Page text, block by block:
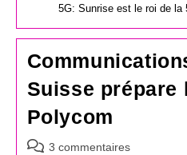
5G: Sunrise est le roi de la
Suisse prépare
Polycom
Commentaires
3 commentaires